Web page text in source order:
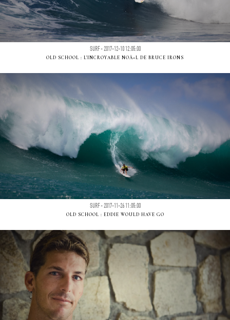
SURF - 2017-12-10 12:05:00
OLD SCHOOL : L'INCROYABLE NOÃ«L DE BRUCE IRONS
SURF - 2017-11-26 11:05:00
OLD SCHOOL : EDDIE WOULD HAVE GO